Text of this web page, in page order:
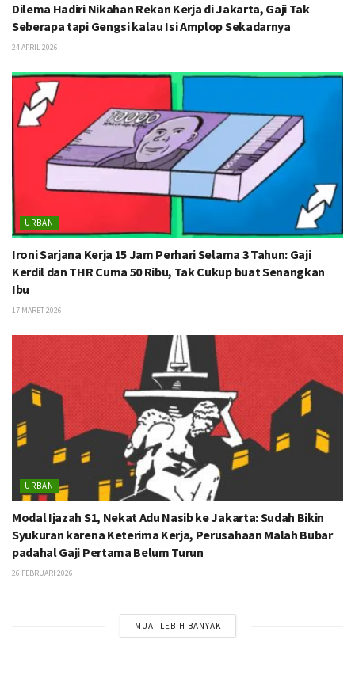
Dilema Hadiri Nikahan Rekan Kerja di Jakarta, Gaji Tak
Seberapa tapi Gengsi kalau Isi Amplop Sekadarnya
24 APRIL 2026
URBAN
Ironi Sarjana Kerja 15 Jam Perhari Selama 3 Tahun: Gaji
Kerdil dan THR Cuma 50 Ribu, Tak Cukup buat Senangkan
Ibu
17 MARET 2026
URBAN
Modal Ijazah S1, Nekat Adu Nasib ke Jakarta: Sudah Bikin
Syukuran karena Keterima Kerja, Perusahaan Malah Bubar
padahal Gaji Pertama Belum Turun
26 FEBRUARI 2026
MUAT LEBIH BANYAK